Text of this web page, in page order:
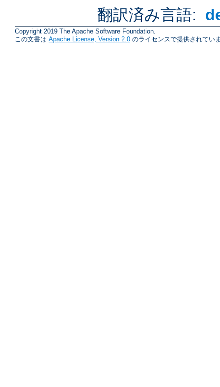
翻訳済み言語:
Copyright 2019 The Apache Software Foundation.
この文書は Apache License, Version 2.0 のライセンスで提供されてい